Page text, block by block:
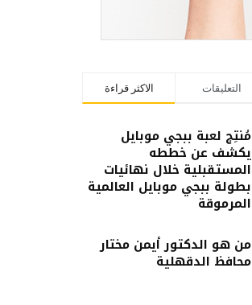
الاكثر قراءة التعليقات
مُنتِج لعبة ببجي موبايل
يكشف عن خططه
المستقبلية خلال نهائيات
بطولة ببجي موبايل العالمية
المرموقة
من هو الدكتور أيمن مختار
محافظ الدقهلية